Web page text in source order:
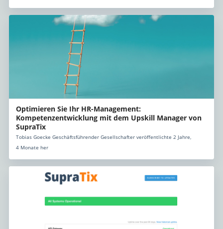
Optimieren Sie Ihr HR-Management:
Kompetenzentwicklung mit dem Upskill Manager von
SupraTix
Tobias Goecke Geschäftsführender Gesellschafter veröffentlichte 2 Jahre,
4 Monate her